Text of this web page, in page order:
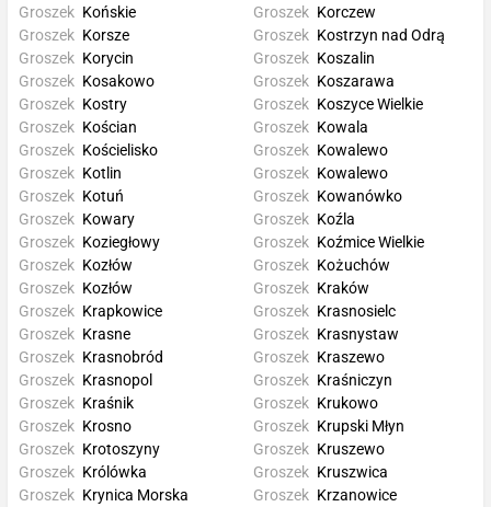
Groszek Końskie
Groszek Korczew
Groszek Korsze
Groszek Korycin
Groszek Kosakowo
Groszek Kostry
Groszek Kostrzyn nad Odrą
Groszek Koszalin
Groszek Koszarawa
Groszek Koszyce Wielkie
Groszek Kościan
Groszek Kościelisko
Groszek Kotlin
Groszek Kotuń
Groszek Kowala
Groszek Kowalewo
Groszek Kowalewo
Groszek Kowanówko
Groszek Kowary
Groszek Koziegłowy
Groszek Kozłów
Groszek Kozłów
Groszek Koźla
Groszek Koźmice Wielkie
Groszek Kożuchów
Groszek Kraków
Groszek Krapkowice
Groszek Krasne
Groszek Krasnobród
Groszek Krasnopol
Groszek Krasnosielc
Groszek Krasnystaw
Groszek Kraszewo
Groszek Kraśniczyn
Groszek Kraśnik
Groszek Krosno
Groszek Krotoszyny
Groszek Królówka
Groszek Krukowo
Groszek Krupski Młyn
Groszek Kruszewo
Groszek Kruszwica
Groszek Krynica Morska
Groszek Krzanowice